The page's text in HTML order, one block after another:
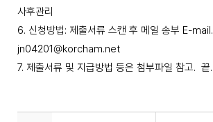
사후관리
6. 신청방법: 제출서류 스캔 후 메일 송부 E-mail.
jn04201@korcham.net
7. 제출서류 및 지급방법 등은 첨부파일 참고. 끝.